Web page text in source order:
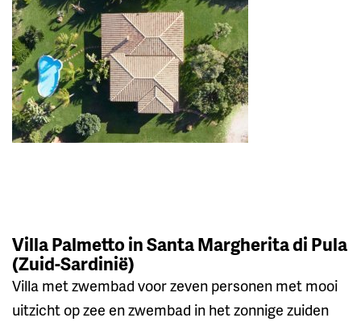
Villa Palmetto in Santa Margherita di Pula
(Zuid-Sardinië)
Villa met zwembad voor zeven personen met mooi
uitzicht op zee en zwembad in het zonnige zuiden